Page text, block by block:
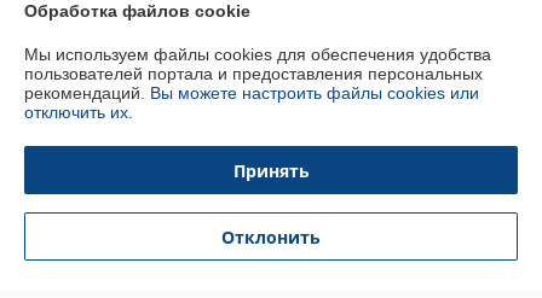
У компании пока нет отзывов, добавьте первый
О нас
Доставка и оплата
График работы
Обработка файлов cookie
Мы используем файлы cookies для обеспечения удобства
пользователей портала и предоставления персональных
рекомендаций. Вы можете настроить файлы cookies или
отключить их.
Принять
Отклонить